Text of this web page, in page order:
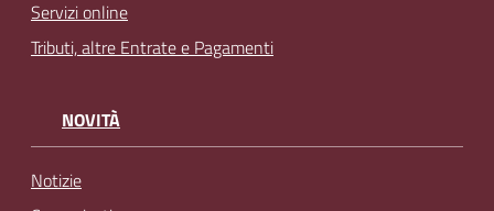
Servizi online
Tributi, altre Entrate e Pagamenti
NOVITÀ
Notizie